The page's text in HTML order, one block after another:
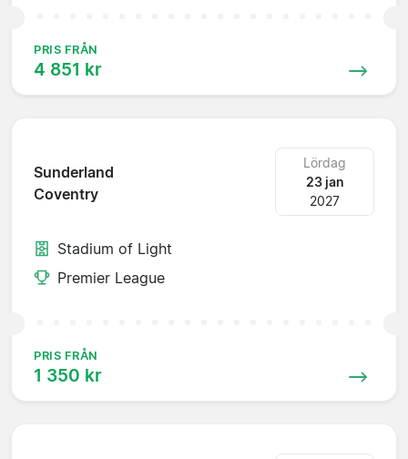
PRIS FRÅN
4 851 kr
Sunderland
Coventry
Lördag
23 jan
2027
Stadium of Light
Premier League
PRIS FRÅN
1 350 kr